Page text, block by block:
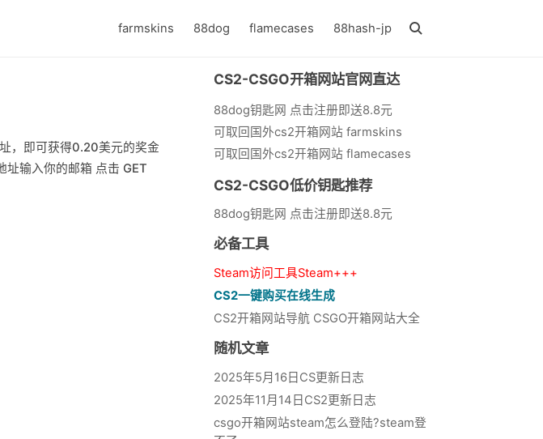
farmskins 88dog flamecases 88hash-jp
，即可获得0.20美元的奖金
输入你的邮箱 点击 GET
CS2-CSGO开箱网站官网直达
88dog钥匙网 点击注册即送8.8元
可取回国外cs2开箱网站 farmskins
可取回国外cs2开箱网站 flamecases
CS2-CSGO低价钥匙推荐
88dog钥匙网 点击注册即送8.8元
必备工具
Steam访问工具Steam+++
CS2一键购买在线生成
CS2开箱网站导航 CSGO开箱网站大全
随机文章
2025年5月16日CS更新日志
2025年11月14日CS2更新日志
csgo开箱网站steam怎么登陆?steam登